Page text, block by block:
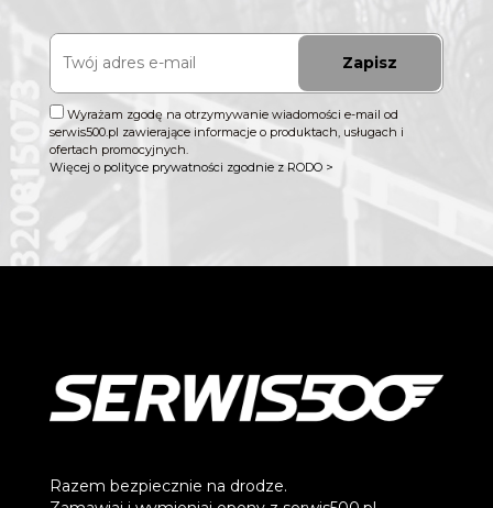
Zapisz
Wyrażam zgodę na otrzymywanie wiadomości e-mail od
serwis500.pl zawierające informacje o produktach, usługach i
ofertach promocyjnych.
Więcej o polityce prywatności zgodnie z RODO >
Razem bezpiecznie na drodze.